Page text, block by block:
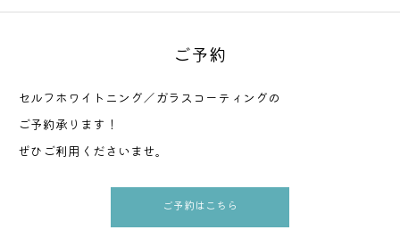
ご予約
セルフホワイトニング／ガラスコーティングの
ご予約承ります！
ぜひご利用くださいませ。
ご予約はこちら